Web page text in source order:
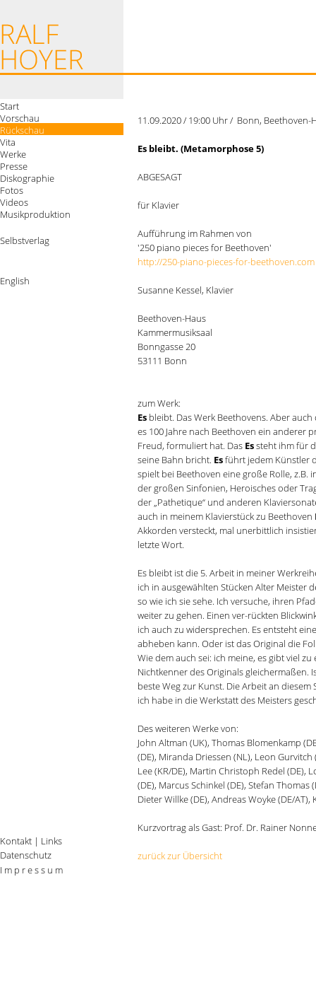
Start
Vorschau
Rückschau
Vita
Werke
Presse
Diskographie
Fotos
Videos
Musikproduktion
Selbstverlag
English
11.09.2020 / 19:00 Uhr / Bonn, Beethoven-
Es bleibt. (Metamorphose 5)
ABGESAGT
für Klavier
Aufführung im Rahmen von
'250 piano pieces for Beethoven'
http://250-piano-pieces-for-beethoven.com
Susanne Kessel, Klavier
Beethoven-Haus
Kammermusiksaal
Bonngasse 20
53111 Bonn
zum Werk:
Es bleibt. Das Werk Beethovens. Aber
es 100 Jahre nach Beethoven ein anderer
Freud, formuliert hat. Das Essteht ihm für
seine Bahn bricht. Esführt jedem Künstler
spielt bei Beethoven eine große Rolle, z.B.
der großen Sinfonien, Heroisches oder
der „Pathetique“ und anderen
auch in meinem Klavierstück zu Beethoven
Akkorden versteckt, mal unerbittlich
letzte Wort.
Es bleibt ist die 5. Arbeit in meiner
ich in ausgewählten Stücken Alter Meister
so wie ich sie sehe. Ich versuche, ihren
weiter zu gehen. Einen ver-rückten
ich auch zu widersprechen. Es entsteht
abheben kann. Oder ist das Original die
Wie dem auch sei: ich meine, es gibt viel
Nichtkenner des Originals gleichermaßen.
beste Weg zur Kunst. Die Arbeit an
ich habe in die Werkstatt des Meisters
Des weiteren Werke von:
John Altman (UK), Thomas Blomenkamp
(DE), Miranda Driessen (NL), Leon
Lee (KR/DE), Martin Christoph Redel (DE),
(DE), Marcus Schinkel (DE), Stefan Thomas
Dieter Willke (DE), Andreas Woyke (DE/AT),
Kurzvortrag als Gast: Prof. Dr. Rainer
zurück zur Übersicht
Kontakt | Links
Datenschutz
I m p r e s s u m